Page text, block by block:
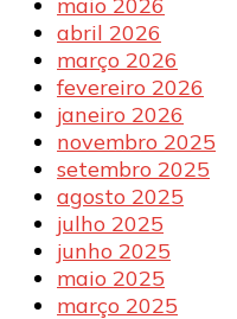
abril 2026
março 2026
fevereiro 2026
janeiro 2026
novembro 2025
setembro 2025
agosto 2025
julho 2025
junho 2025
maio 2025
março 2025